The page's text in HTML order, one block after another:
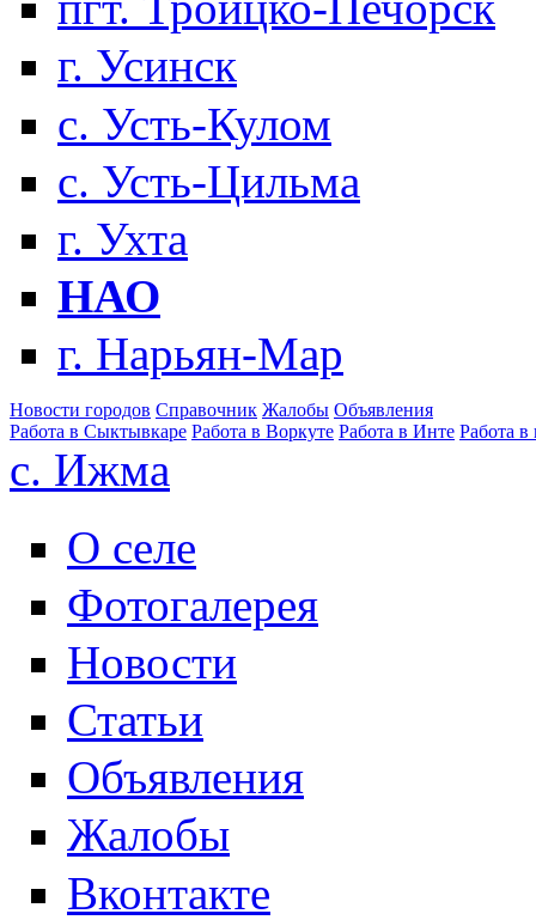
г. Усинск
с. Усть-Кулом
с. Усть-Цильма
г. Ухта
НАО
г. Нарьян-Мар
Новости городов Справочник Жалобы Объявления
Работа в Сыктывкаре Работа в Воркуте Работа в Инте Работа в
с. Ижма
О селе
Фотогалерея
Новости
Статьи
Объявления
Жалобы
Вконтакте